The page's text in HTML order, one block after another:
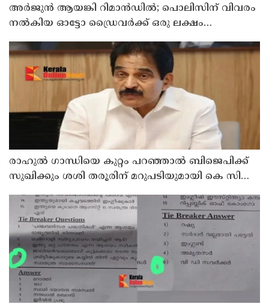
അര്‍ജുന്‍ ആയങ്കി റിമാന്‍ഡില്‍; പൊലിസിന് വിവരം
നൽകിയ ഓട്ടോ ഡ്രൈവർക്ക് ഒരു ലക്ഷം
രാഹുല്‍ ഗാന്ധിയെ കുറ്റം പറഞ്ഞാല്‍ ബിജെപിക്ക്
സുഖിക്കും ശശി തരൂരിന് മറുപടിയുമായി കെ സി